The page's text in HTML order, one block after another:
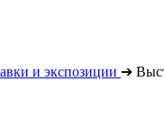
и экспозиции ➔